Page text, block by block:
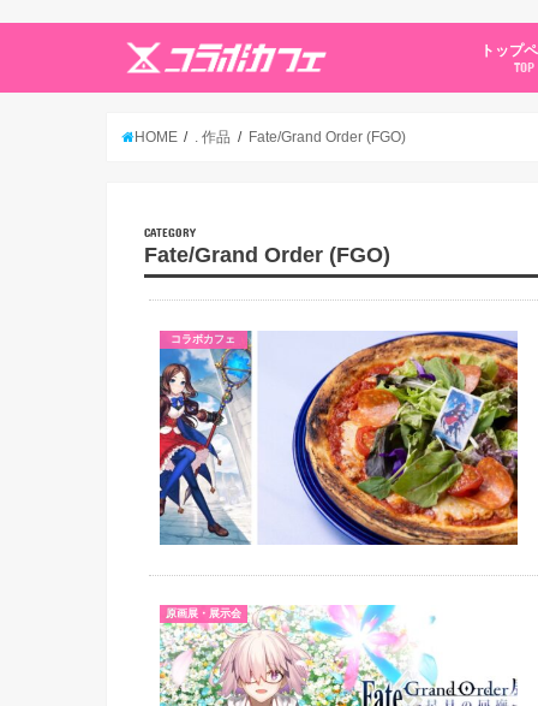
トップ
TOP
HOME . 作品 Fate/Grand Order (FGO)
CATEGORY
Fate/Grand Order (FGO)
コラボカフェ
原画展・展示会